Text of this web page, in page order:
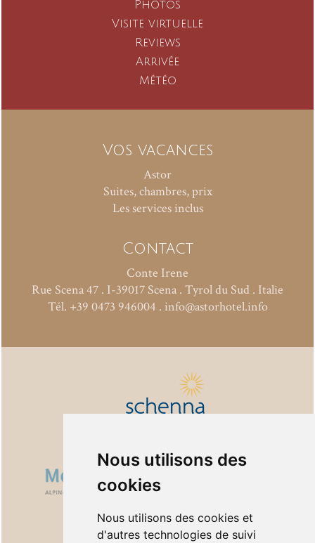
Nous utilisons des
cookies
Nous utilisons des cookies et
d'autres technologies de suivi
Photos
Visite virtuelle
Reviews
Arrivée
Météo
Vos vacances
Astor
Suites, chambres, prix
Les services inclus
Contact
Conte Irene
Rue Scena 47 . I-39017Scena . Tyrol du Sud . Italie
Tél. +39 0473 946004 . info@astorhotel.info